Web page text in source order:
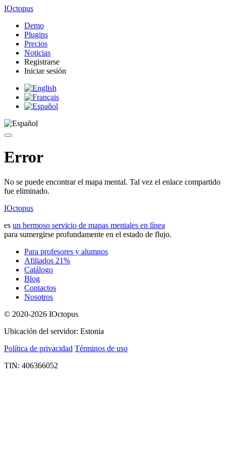
IOctopus
Demo
Plugins
Precios
Noticias
Registrarse
Iniciar sesión
Error
No se puede encontrar el mapa mental. Tal vez el enlace compartido
fue eliminado.
IOctopus
es un hermoso servicio de mapas mentales en línea
para sumergirse profundamente en el estado de flujo.
Para profesores y alumnos
Afiliados 21%
Catálogo
Blog
Contactos
Nosotros
© 2020-2026 IOctopus
Ubicación del servidor: Estonia
Política de privacidad Términos de uso
TIN: 406366052